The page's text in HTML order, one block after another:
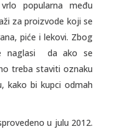
popularna među
za proizvode koji se
piće i lekovi. Zbog
naglasi da ako se
treba staviti oznaku
kako bi kupci odmah
u julu 2012.